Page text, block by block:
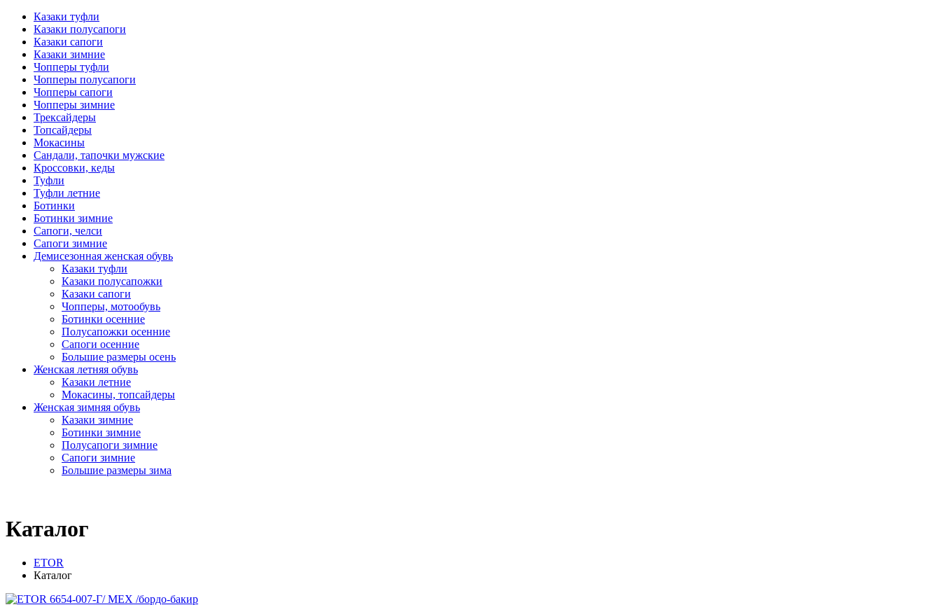
Казаки туфли
Казаки полусапоги
Казаки сапоги
Казаки зимние
Чопперы туфли
Чопперы полусапоги
Чопперы сапоги
Чопперы зимние
Трексайдеры
Топсайдеры
Мокасины
Сандали, тапочки мужские
Кроссовки, кеды
Туфли
Туфли летние
Ботинки
Ботинки зимние
Сапоги, челси
Сапоги зимние
Демисезонная женская обувь
Казаки туфли
Казаки полусапожки
Казаки сапоги
Чопперы, мотообувь
Ботинки осенние
Полусапожки осенние
Сапоги осенние
Большие размеры осень
Женская летняя обувь
Казаки летние
Мокасины, топсайдеры
Женская зимняя обувь
Казаки зимние
Ботинки зимние
Полусапоги зимние
Сапоги зимние
Большие размеры зима
Каталог
ETOR
Каталог